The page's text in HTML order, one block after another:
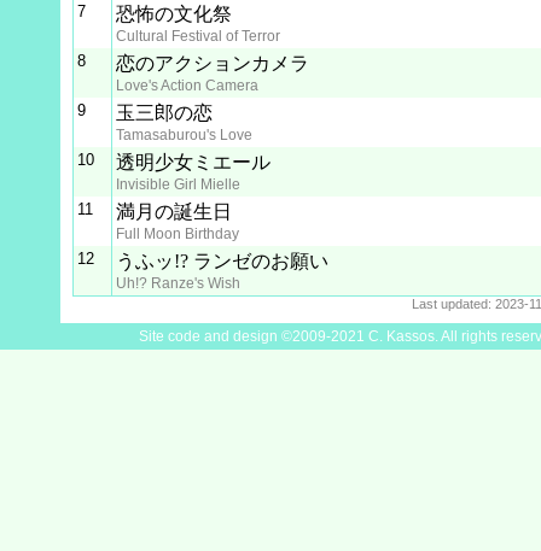
7 恐怖の文化祭
Cultural Festival of Terror
8 恋のアクションカメラ
Love's Action Camera
9 玉三郎の恋
Tamasaburou's Love
10 透明少女ミエール
Invisible Girl Mielle
11 満月の誕生日
Full Moon Birthday
12 うふッ!? ランゼのお願い
Uh!? Ranze's Wish
Last updated: 2023-
Site code and design ©2009-2021 C. Kassos. All rights